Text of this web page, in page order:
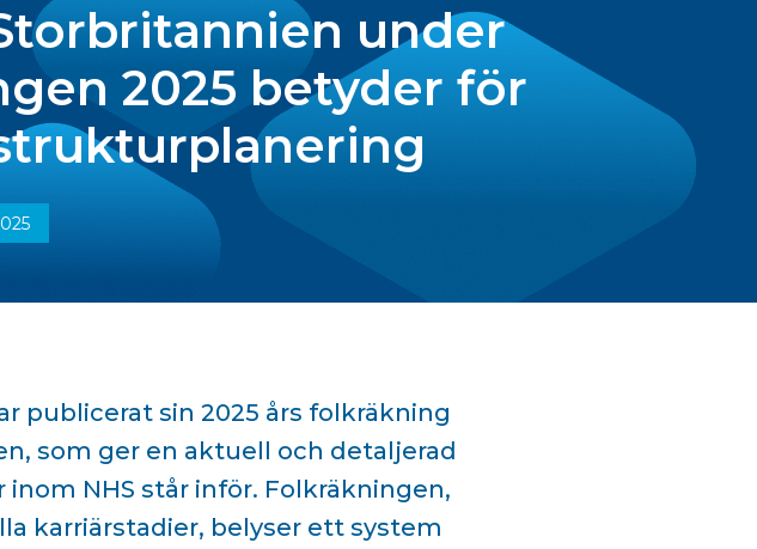
under
2025 betyder för
publicerat sin 2025 års folkräkning
som ger en aktuell och detaljerad
NHS står inför. Folkräkningen,
karriärstadier, belyser ett system